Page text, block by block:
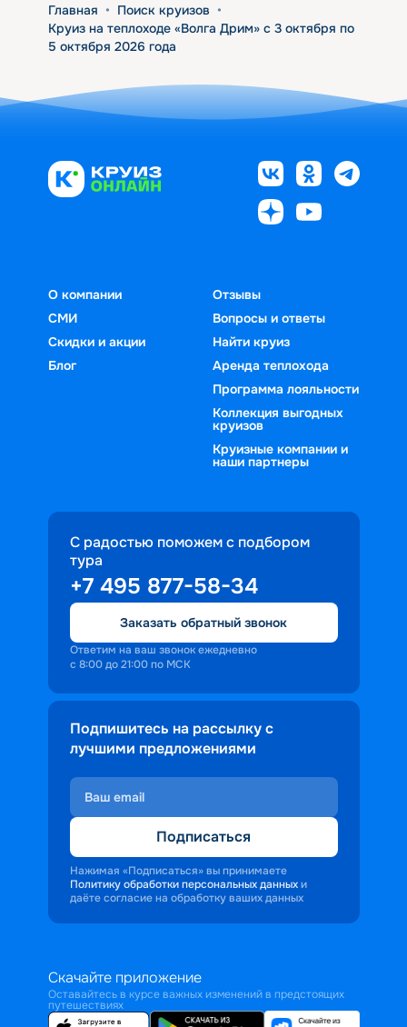
Главная • Поиск круизов •
Круиз на теплоходе «Волга Дрим» с 3 октября по
5 октября 2026 года
О компании
СМИ
Скидки и акции
Блог
Отзывы
Вопросы и ответы
Найти круиз
Аренда теплохода
Программа лояльности
Коллекция выгодных
круизов
Круизные компании и
наши партнеры
С радостью поможем с подбором
тура
+7 495 877-58-34
Заказать обратный звонок
Ответим на ваш звонок ежедневно
с 8:00 до 21:00 по МСК
Подпишитесь на рассылку с
лучшими предложениями
Подписаться
Нажимая «Подписаться» вы принимаете
Политику обработки персональных данных и
даёте согласие на обработку ваших данных
Скачайте приложение
Оставайтесь в курсе важных изменений в предстоящих
путешествиях